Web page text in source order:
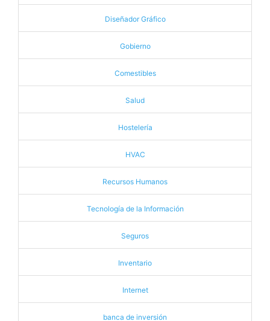
Diseñador Gráfico
Gobierno
Comestibles
Salud
Hostelería
HVAC
Recursos Humanos
Tecnología de la Información
Seguros
Inventario
Internet
banca de inversión